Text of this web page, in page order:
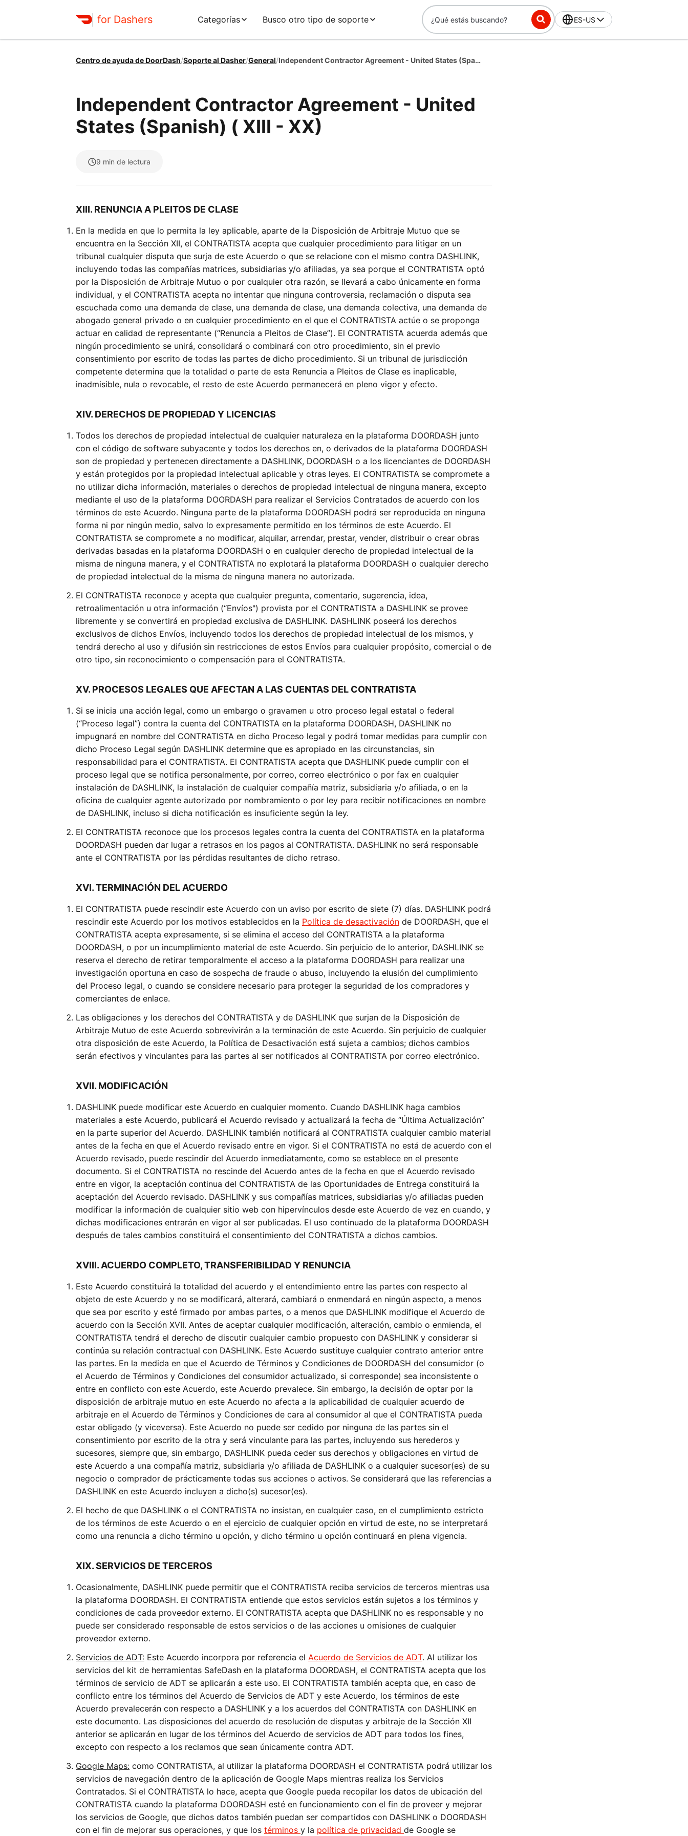
for Dashers Categorías Busco otro tipo de soporte ES-US
Centro de ayuda de DoorDash/Soporte al Dasher/General/ Independent Contractor Agreement - United States (Spanish) ( XIII - XX)
Independent Contractor Agreement - United
States (Spanish) ( XIII - XX)
9 min de lectura
XIII. RENUNCIA A PLEITOS DE CLASE
En la medida en que lo permita la ley aplicable, aparte de la Disposición de Arbitraje Mutuo que se
encuentra en la Sección XII, el CONTRATISTA acepta que cualquier procedimiento para litigar en un
tribunal cualquier disputa que surja de este Acuerdo o que se relacione con el mismo contra DASHLINK,
incluyendo todas las compañías matrices, subsidiarias y/o afiliadas, ya sea porque el CONTRATISTA optó
por la Disposición de Arbitraje Mutuo o por cualquier otra razón, se llevará a cabo únicamente en forma
individual, y el CONTRATISTA acepta no intentar que ninguna controversia, reclamación o disputa sea
escuchada como una demanda de clase, una demanda de clase, una demanda colectiva, una demanda de
abogado general privado o en cualquier procedimiento en el que el CONTRATISTA actúe o se proponga
actuar en calidad de representante (“Renuncia a Pleitos de Clase”). El CONTRATISTA acuerda además que
ningún procedimiento se unirá, consolidará o combinará con otro procedimiento, sin el previo
consentimiento por escrito de todas las partes de dicho procedimiento. Si un tribunal de jurisdicción
competente determina que la totalidad o parte de esta Renuncia a Pleitos de Clase es inaplicable,
inadmisible, nula o revocable, el resto de este Acuerdo permanecerá en pleno vigor y efecto.
XIV. DERECHOS DE PROPIEDAD Y LICENCIAS
Todos los derechos de propiedad intelectual de cualquier naturaleza en la plataforma DOORDASH junto
con el código de software subyacente y todos los derechos en, o derivados de la plataforma DOORDASH
son de propiedad y pertenecen directamente a DASHLINK, DOORDASH o a los licenciantes de DOORDASH
y están protegidos por la propiedad intelectual aplicable y otras leyes. El CONTRATISTA se compromete a
no utilizar dicha información, materiales o derechos de propiedad intelectual de ninguna manera, excepto
mediante el uso de la plataforma DOORDASH para realizar el Servicios Contratados de acuerdo con los
términos de este Acuerdo. Ninguna parte de la plataforma DOORDASH podrá ser reproducida en ninguna
forma ni por ningún medio, salvo lo expresamente permitido en los términos de este Acuerdo. El
CONTRATISTA se compromete a no modificar, alquilar, arrendar, prestar, vender, distribuir o crear obras
derivadas basadas en la plataforma DOORDASH o en cualquier derecho de propiedad intelectual de la
misma de ninguna manera, y el CONTRATISTA no explotará la plataforma DOORDASH o cualquier derecho
de propiedad intelectual de la misma de ninguna manera no autorizada.
El CONTRATISTA reconoce y acepta que cualquier pregunta, comentario, sugerencia, idea,
retroalimentación u otra información (“Envíos") provista por el CONTRATISTA a DASHLINK se provee
libremente y se convertirá en propiedad exclusiva de DASHLINK. DASHLINK poseerá los derechos
exclusivos de dichos Envíos, incluyendo todos los derechos de propiedad intelectual de los mismos, y
tendrá derecho al uso y difusión sin restricciones de estos Envíos para cualquier propósito, comercial o de
otro tipo, sin reconocimiento o compensación para el CONTRATISTA.
XV. PROCESOS LEGALES QUE AFECTAN A LAS CUENTAS DEL CONTRATISTA
Si se inicia una acción legal, como un embargo o gravamen u otro proceso legal estatal o federal
(“Proceso legal”) contra la cuenta del CONTRATISTA en la plataforma DOORDASH, DASHLINK no
impugnará en nombre del CONTRATISTA en dicho Proceso legal y podrá tomar medidas para cumplir con
dicho Proceso Legal según DASHLINK determine que es apropiado en las circunstancias, sin
responsabilidad para el CONTRATISTA. El CONTRATISTA acepta que DASHLINK puede cumplir con el
proceso legal que se notifica personalmente, por correo, correo electrónico o por fax en cualquier
instalación de DASHLINK, la instalación de cualquier compañía matriz, subsidiaria y/o afiliada, o en la
oficina de cualquier agente autorizado por nombramiento o por ley para recibir notificaciones en nombre
de DASHLINK, incluso si dicha notificación es insuficiente según la ley.
El CONTRATISTA reconoce que los procesos legales contra la cuenta del CONTRATISTA en la plataforma
DOORDASH pueden dar lugar a retrasos en los pagos al CONTRATISTA. DASHLINK no será responsable
ante el CONTRATISTA por las pérdidas resultantes de dicho retraso.
XVI. TERMINACIÓN DEL ACUERDO
El CONTRATISTA puede rescindir este Acuerdo con un aviso por escrito de siete (7) días. DASHLINK podrá
rescindir este Acuerdo por los motivos establecidos en la Política de desactivación de DOORDASH, que el
CONTRATISTA acepta expresamente, si se elimina el acceso del CONTRATISTA a la plataforma
DOORDASH, o por un incumplimiento material de este Acuerdo. Sin perjuicio de lo anterior, DASHLINK se
reserva el derecho de retirar temporalmente el acceso a la plataforma DOORDASH para realizar una
investigación oportuna en caso de sospecha de fraude o abuso, incluyendo la elusión del cumplimiento
del Proceso legal, o cuando se considere necesario para proteger la seguridad de los compradores y
comerciantes de enlace.
Las obligaciones y los derechos del CONTRATISTA y de DASHLINK que surjan de la Disposición de
Arbitraje Mutuo de este Acuerdo sobrevivirán a la terminación de este Acuerdo. Sin perjuicio de cualquier
otra disposición de este Acuerdo, la Política de Desactivación está sujeta a cambios; dichos cambios
serán efectivos y vinculantes para las partes al ser notificados al CONTRATISTA por correo electrónico.
XVII. MODIFICACIÓN
DASHLINK puede modificar este Acuerdo en cualquier momento. Cuando DASHLINK haga cambios
materiales a este Acuerdo, publicará el Acuerdo revisado y actualizará la fecha de “Última Actualización”
en la parte superior del Acuerdo. DASHLINK también notificará al CONTRATISTA cualquier cambio material
antes de la fecha en que el Acuerdo revisado entre en vigor. Si el CONTRATISTA no está de acuerdo con el
Acuerdo revisado, puede rescindir del Acuerdo inmediatamente, como se establece en el presente
documento. Si el CONTRATISTA no rescinde del Acuerdo antes de la fecha en que el Acuerdo revisado
entre en vigor, la aceptación continua del CONTRATISTA de las Oportunidades de Entrega constituirá la
aceptación del Acuerdo revisado. DASHLINK y sus compañías matrices, subsidiarias y/o afiliadas pueden
modificar la información de cualquier sitio web con hipervínculos desde este Acuerdo de vez en cuando, y
dichas modificaciones entrarán en vigor al ser publicadas. El uso continuado de la plataforma DOORDASH
después de tales cambios constituirá el consentimiento del CONTRATISTA a dichos cambios.
XVIII. ACUERDO COMPLETO, TRANSFERIBILIDAD Y RENUNCIA
Este Acuerdo constituirá la totalidad del acuerdo y el entendimiento entre las partes con respecto al
objeto de este Acuerdo y no se modificará, alterará, cambiará o enmendará en ningún aspecto, a menos
que sea por escrito y esté firmado por ambas partes, o a menos que DASHLINK modifique el Acuerdo de
acuerdo con la Sección XVII. Antes de aceptar cualquier modificación, alteración, cambio o enmienda, el
CONTRATISTA tendrá el derecho de discutir cualquier cambio propuesto con DASHLINK y considerar si
continúa su relación contractual con DASHLINK. Este Acuerdo sustituye cualquier contrato anterior entre
las partes. En la medida en que el Acuerdo de Términos y Condiciones de DOORDASH del consumidor (o
el Acuerdo de Términos y Condiciones del consumidor actualizado, si corresponde) sea inconsistente o
entre en conflicto con este Acuerdo, este Acuerdo prevalece. Sin embargo, la decisión de optar por la
disposición de arbitraje mutuo en este Acuerdo no afecta a la aplicabilidad de cualquier acuerdo de
arbitraje en el Acuerdo de Términos y Condiciones de cara al consumidor al que el CONTRATISTA pueda
estar obligado (y viceversa). Este Acuerdo no puede ser cedido por ninguna de las partes sin el
consentimiento por escrito de la otra y será vinculante para las partes, incluyendo sus herederos y
sucesores, siempre que, sin embargo, DASHLINK pueda ceder sus derechos y obligaciones en virtud de
este Acuerdo a una compañía matriz, subsidiaria y/o afiliada de DASHLINK o a cualquier sucesor(es) de su
negocio o comprador de prácticamente todas sus acciones o activos. Se considerará que las referencias a
DASHLINK en este Acuerdo incluyen a dicho(s) sucesor(es).
El hecho de que DASHLINK o el CONTRATISTA no insistan, en cualquier caso, en el cumplimiento estricto
de los términos de este Acuerdo o en el ejercicio de cualquier opción en virtud de este, no se interpretará
como una renuncia a dicho término u opción, y dicho término u opción continuará en plena vigencia.
XIX. SERVICIOS DE TERCEROS
Ocasionalmente, DASHLINK puede permitir que el CONTRATISTA reciba servicios de terceros mientras usa
la plataforma DOORDASH. El CONTRATISTA entiende que estos servicios están sujetos a los términos y
condiciones de cada proveedor externo. El CONTRATISTA acepta que DASHLINK no es responsable y no
puede ser considerado responsable de estos servicios o de las acciones u omisiones de cualquier
proveedor externo.
Servicios de ADT: Este Acuerdo incorpora por referencia el Acuerdo de Servicios de ADT. Al utilizar los
servicios del kit de herramientas SafeDash en la plataforma DOORDASH, el CONTRATISTA acepta que los
términos de servicio de ADT se aplicarán a este uso. El CONTRATISTA también acepta que, en caso de
conflicto entre los términos del Acuerdo de Servicios de ADT y este Acuerdo, los términos de este
Acuerdo prevalecerán con respecto a DASHLINK y a los acuerdos del CONTRATISTA con DASHLINK en
este documento. Las disposiciones del acuerdo de resolución de disputas y arbitraje de la Sección XII
anterior se aplicarán en lugar de los términos del Acuerdo de servicios de ADT para todos los fines,
excepto con respecto a los reclamos que sean únicamente contra ADT.
Google Maps: como CONTRATISTA, al utilizar la plataforma DOORDASH el CONTRATISTA podrá utilizar los
servicios de navegación dentro de la aplicación de Google Maps mientras realiza los Servicios
Contratados. Si el CONTRATISTA lo hace, acepta que Google pueda recopilar los datos de ubicación del
CONTRATISTA cuando la plataforma DOORDASH esté en funcionamiento con el fin de proveer y mejorar
los servicios de Google, que dichos datos también puedan ser compartidos con DASHLINK o DOORDASH
con el fin de mejorar sus operaciones, y que los términos y la política de privacidad de Google se